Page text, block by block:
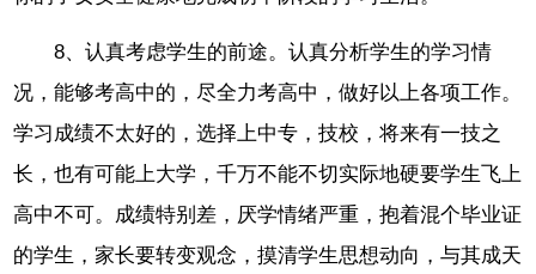
8、认真考虑学生的前途。认真分析学生的学习情
况，能够考高中的，尽全力考高中，做好以上各项工作。
学习成绩不太好的，选择上中专，技校，将来有一技之
长，也有可能上大学，千万不能不切实际地硬要学生飞上
高中不可。成绩特别差，厌学情绪严重，抱着混个毕业证
的学生，家长要转变观念，摸清学生思想动向，与其成天